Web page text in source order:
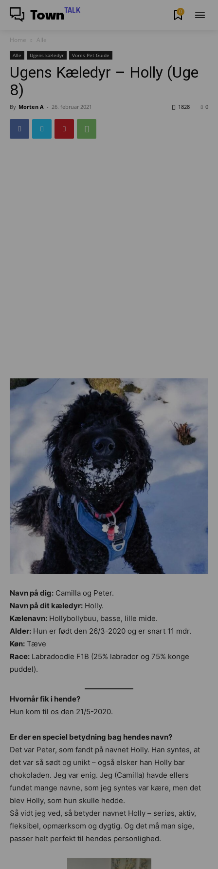
Town TALK 0
Home Alle
Alle Ugens kæledyr Vores Pet Guide
Ugens Kæledyr – Holly (Uge
8)
By Morten A - 26. februar 2021 0
1828
Navn på dig: Camilla og Peter.
Navn på dit kæledyr: Holly.
Kælenavn: Hollybollybuu, basse, lille mide.
Alder: Hun er født den 26/3-2020 og er snart 11 mdr.
Køn: Tæve
Race: Labradoodle F1B (25% labrador og 75% konge
puddel).
Hvornår fik i hende?
Hun kom til os den 21/5-2020.
Er der en speciel betydning bag hendes navn?
Det var Peter, som fandt på navnet Holly. Han syntes, at
det var så sødt og unikt – også elsker han Holly bar
chokoladen. Jeg var enig. Jeg (Camilla) havde ellers
fundet mange navne, som jeg syntes var kære, men det
blev Holly, som hun skulle hedde.
Så vidt jeg ved, så betyder navnet Holly – seriøs, aktiv,
fleksibel, opmærksom og dygtig. Og det må man sige,
passer helt perfekt til hendes personlighed.